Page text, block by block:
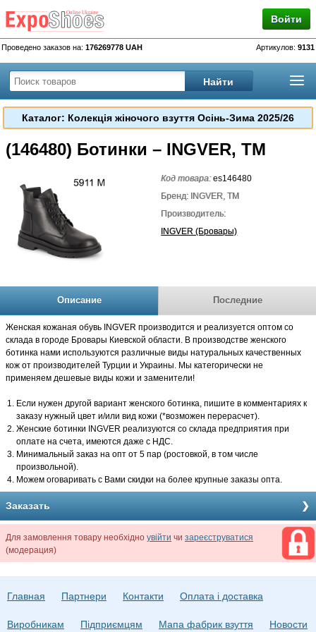
Войти
Проведено заказов на: 176269778 UAH Артикулов: 9131
Каталог: Колекція жіночого взуття Осінь-Зима 2025/26
(146480) Ботинки – INGVER, TM
Код товара:es146480
Бренд: INGVER, TM
Производитель:
INGVER (Бровары)
Описание Последние
Женская кожаная обувь INGVER производится и реализуется оптом со
склада в городе Бровары Киевской области. В производстве женского
ботинка нами используются различные виды натуральных качественных
кож от производителей Турции и Украины. Мы категорически не
применяем дешевые виды кожи и заменители!
Если нужен другой вариант женского ботинка, пишите в комментариях к
заказу нужный цвет и/или вид кожи (*возможен перерасчет).
Женские ботинки INGVER реализуются со склада предприятия при
оплате на счета, имеются даже с НДС.
Минимальный заказ на опт от 5 пар (ростовкой, в том числе
произвольной).
Можем оговаривать с Вами скидки на более крупные заказы опта.
Заказать
Для замовлення товару необхідно увійти чи зареєструватися
(модерация)
Главная Партнери Контакти Оплата і доставка
Виробникам Підприємцям Мапа фабрик взуття Новости